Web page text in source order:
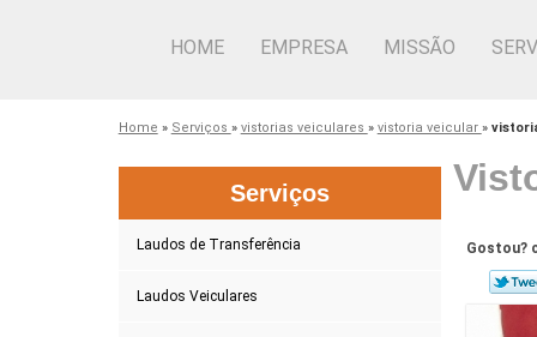
HOME EMPRESA MISSÃO
Home » Serviços » vistorias veiculares » vistoria veicular »
Serviços
Laudos de Transferência
Laudos Veiculares
Gostou?